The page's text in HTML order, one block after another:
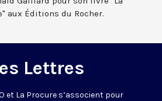
aux Éditions du Rocher.
Lettres
et La Procure s’associent pour